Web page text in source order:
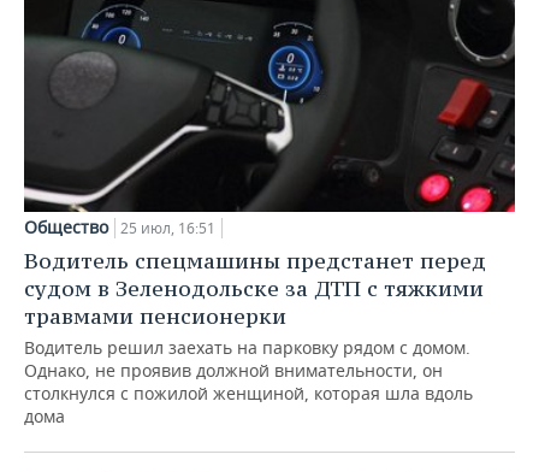
Общество 25 июл, 16:51
Водитель спецмашины предстанет перед
судом в Зеленодольске за ДТП с тяжкими
травмами пенсионерки
Водитель решил заехать на парковку рядом с домом.
Однако, не проявив должной внимательности, он
столкнулся с пожилой женщиной, которая шла вдоль
дома